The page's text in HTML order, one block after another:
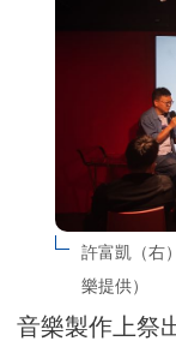
許富凱（右
樂提供）
音樂製作上祭